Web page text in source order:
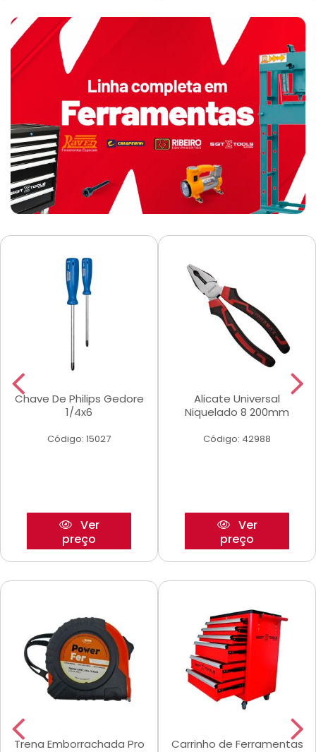
Chave De Philips Gedore
1/4x6
Código: 15027
Ver
preço
Alicate Universal
Niquelado 8 200mm
Código: 42988
Ver
preço
Trena Emborrachada Pro
Carrinho de Ferramentas